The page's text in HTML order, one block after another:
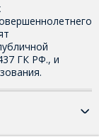
ГК РФ., и